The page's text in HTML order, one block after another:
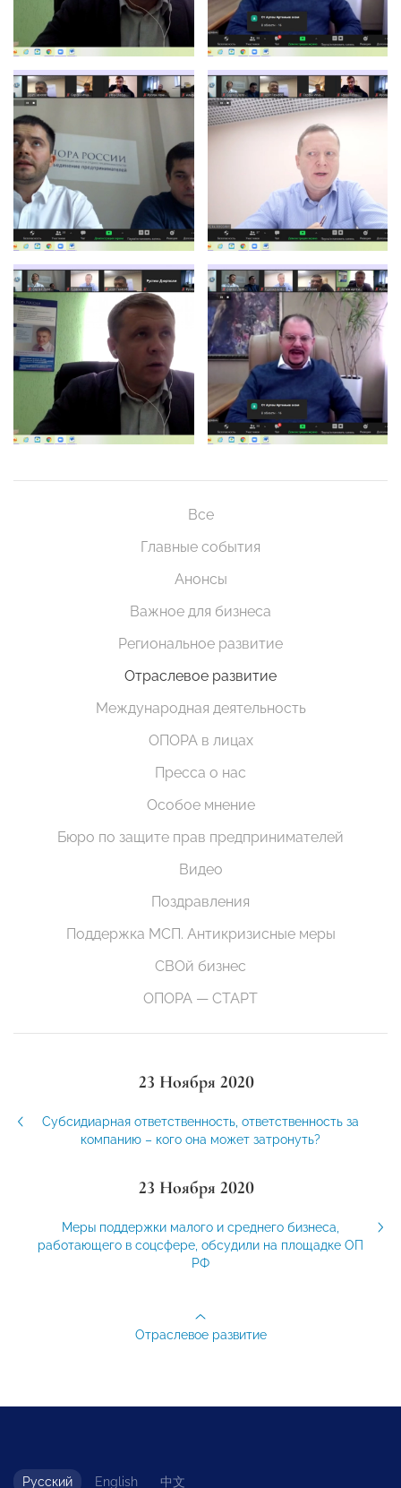
Все
Главные события
Анонсы
Важное для бизнеса
Региональное развитие
Отраслевое развитие
Международная деятельность
ОПОРА в лицах
Пресса о нас
Особое мнение
Бюро по защите прав предпринимателей
Видео
Поздравления
Поддержка МСП. Антикризисные меры
СВОй бизнес
ОПОРА — СТАРТ
23 Ноября 2020
Субсидиарная ответственность, ответственность за
компанию – кого она может затронуть?
23 Ноября 2020
Меры поддержки малого и среднего бизнеса,
работающего в соцсфере, обсудили на площадке ОП
РФ
Отраслевое развитие
Русский English 中文